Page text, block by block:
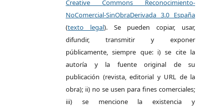
Creative Commons Reconocimiento-
NoComercial-SinObraDerivada 3.0 España
(texto legal). Se pueden copiar, usar,
difundir, transmitir y exponer
públicamente, siempre que: i) se cite la
autoría y la fuente original de su
publicación (revista, editorial y URL de la
obra); ii) no se usen para fines comerciales;
iii) se mencione la existencia y